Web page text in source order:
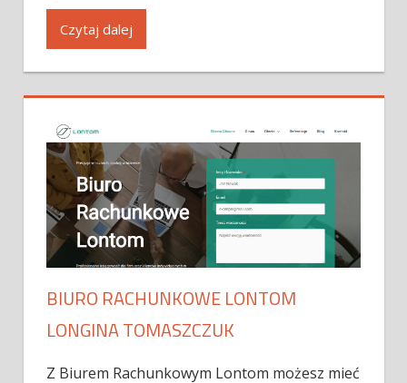
Czytaj dalej
BIURO RACHUNKOWE LONTOM
LONGINA TOMASZCZUK
Z Biurem Rachunkowym Lontom możesz mieć